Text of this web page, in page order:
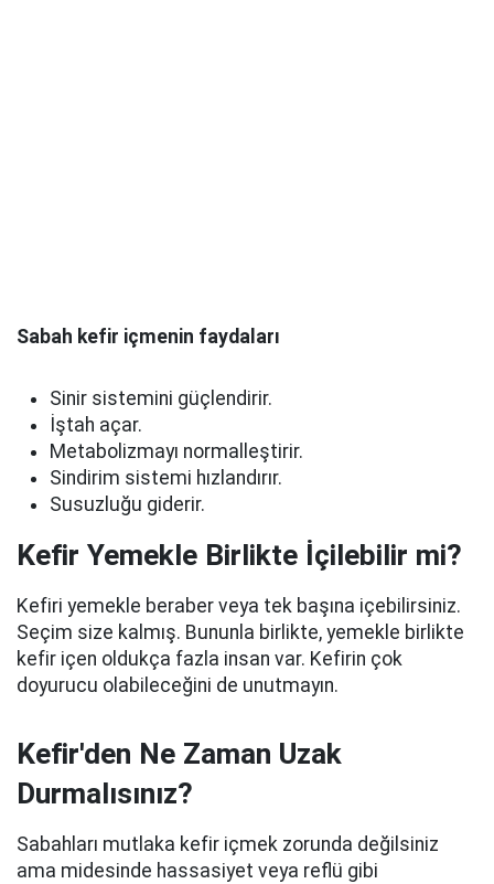
Sabah kefir içmenin faydaları
Sinir sistemini güçlendirir.
İştah açar.
Metabolizmayı normalleştirir.
Sindirim sistemi hızlandırır.
Susuzluğu giderir.
Kefir Yemekle Birlikte İçilebilir mi?
Kefiri yemekle beraber veya tek başına içebilirsiniz.
Seçim size kalmış. Bununla birlikte, yemekle birlikte
kefir içen oldukça fazla insan var. Kefirin çok
doyurucu olabileceğini de unutmayın.
Kefir'den Ne Zaman Uzak
Durmalısınız?
Sabahları mutlaka kefir içmek zorunda değilsiniz
ama midesinde hassasiyet veya reflü gibi